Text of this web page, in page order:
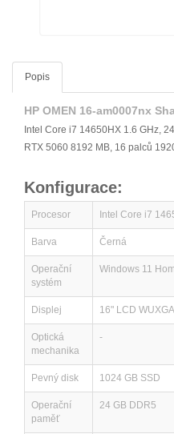
Popis
HP OMEN 16-am0007nx
Intel Core i7 14650HX 1.6 GHz,
RTX 5060 8192 MB, 16 palců
Konfigurace:
Procesor Intel Core i7
Barva Černá
Operační
systém
Windows 11
Displej 16" LCD
Optická
mechanika
-
Pevný disk 1024 GB SSD
Operační
paměť
24 GB DDR5